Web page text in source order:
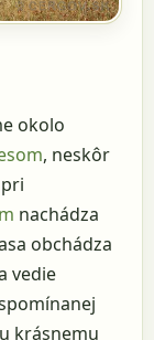
okolo
, neskôr
nachádza
obchádza
vedie
krásnemu